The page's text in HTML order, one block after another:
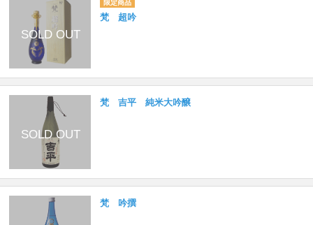
梵 超吟
梵 吉平 純米大吟醸
梵 吟撰